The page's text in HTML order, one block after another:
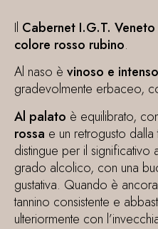
Il Cabernet I.G.T. Veneto
colore rosso rubino.
Al naso è vinoso e intenso
gradevolmente erbaceo,
Al palato è equilibrato,
rossa e un retrogusto
distingue per il significativo
grado alcolico, con una
gustativa. Quando è
tannino consistente e
ulteriormente con